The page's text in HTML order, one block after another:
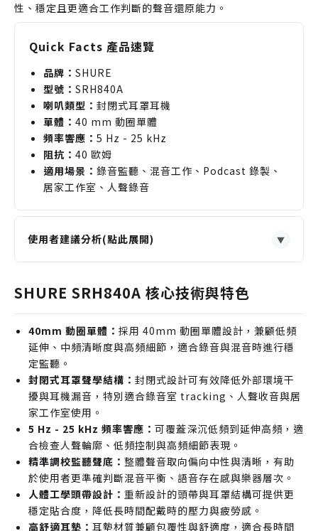
性、穩定且更適合工作判斷的聲音還原能力。
Quick Facts 產品速覽
品牌： SHURE
型號： SRH840A
喇叭類型： 封閉式耳罩耳機
單體： 40 mm 動圈單體
頻率響應： 5 Hz - 25 kHz
阻抗： 40 歐姆
適用場景： 錄音監聽、混音工作、Podcast 錄製、
居家工作室、人聲錄音
使用者建議分析(點此展開) ▼
錄音創作者需要封閉式監聽耳機，在錄製人聲或樂器
居家工作室使用者想找一副兼顧混音檢查、錄音監聽
與日常剪輯工作的專業級耳罩耳機
Podcast 主持人或影音後製工作者需要長時間配戴，
並重視舒適度、隔音性與語音細節判斷能力
誰不適合購買
追求開放式寬鬆音場與極致空間感的母帶工程師，可
能更偏好開放式監聽耳機的聲場特性
主要想要強烈低頻渲染與娛樂調音的人，可能會更偏
好消費型取向較重的耳機產品
SHURE SRH840A 核心技術與特色
40mm 動圈單體： 採用 40mm 動圈單體設計，兼顧低頻
延伸、中頻清晰度與高頻細節，適合錄音與混音時進行穩
定監聽。
封閉式耳罩聲學結構： 封閉式設計可有效降低外部環境干
擾與耳機漏音，特別適合錄音室 tracking、人聲收音與居
家工作室使用。
5 Hz - 25 kHz 頻率響應： 可覆蓋深沉低頻到延伸高頻，適
合檢查人聲輪廓、低頻控制與高頻細節表現。
精準調校監聽聲底： 整體聲音取向偏向中性與清晰，有助
於使用者更準確判斷混音平衡、語音存在感與樂器層次。
人體工學頭帶設計： 重新設計的頭帶與耳罩結構可提供更
穩定貼合度，降低長時間配戴時的壓力與疲勞感。
高舒適耳墊： 耳墊材質兼顧包覆性與舒適度，適合長時間